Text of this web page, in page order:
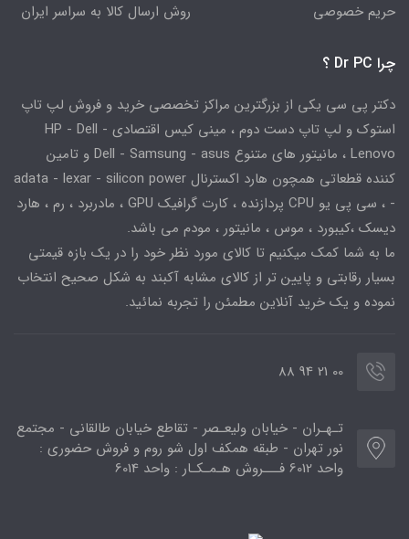
حریم خصوصی
روش ارسال کالا به سراسر ایران
چرا Dr PC ؟
دکتر پی سی یکی از بزرگترین مراکز تخصصی خرید و فروش لپ تاپ
استوک و لپ تاپ دست دوم ، مینی کیس اقتصادی HP - Dell -
Lenovo ، مانیتور های متنوع Dell - Samsung - asus و تامین
کننده قطعاتی همچون هارد اکسترنال adata - lexar - silicon power
- ، سی پی یو CPU پردازنده ، کارت گرافیک GPU ، مادربرد ، رم ، هارد
دیسک ،کیبورد ، موس ، مانیتور ، مودم می باشد.
ما به شما کمک میکنیم تا کالای مورد نظر خود را در یک بازه قیمتی
بسیار رقابتی و پایین تر از کالای مشابه آکبند به شکل صحیح انتخاب
نموده و یک خرید آنلاین مطمئن را تجربه نمائید.
00 21 94 88
تـهـران - خیابان ولیعـصر - تقاطع خیابان طالقانی - مجتمع
نور تهران - طبقه همکف اول شو روم و فروش حضوری :
واحد 6012 فـــروش هـمـکـار : واحد 6014